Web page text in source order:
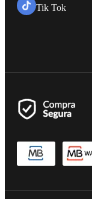
Tik Tok